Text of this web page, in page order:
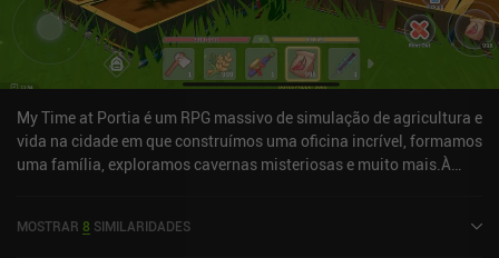
My Time at Portia é um RPG massivo de simulação de agricultura e
vida na cidade em que construímos uma oficina incrível, formamos
uma família, exploramos cavernas misteriosas e muito mais.À
pedras e criando ferramentas básicas, este não é um simulador de
MOSTRAR 8 SIMILARIDADES